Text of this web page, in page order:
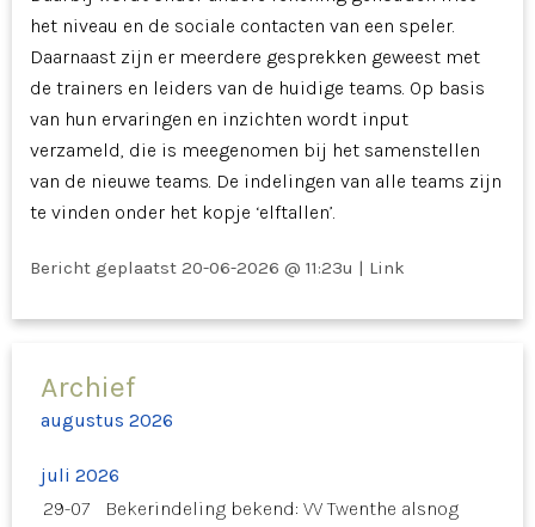
het niveau en de sociale contacten van een speler.
Daarnaast zijn er meerdere gesprekken geweest met
de trainers en leiders van de huidige teams. Op basis
van hun ervaringen en inzichten wordt input
verzameld, die is meegenomen bij het samenstellen
van de nieuwe teams. De indelingen van alle teams zijn
te vinden onder het kopje ‘elftallen’.
Bericht geplaatst 20-06-2026 @ 11:23u | Link
Archief
augustus 2026
juli 2026
29-07
Bekerindeling bekend: VV Twenthe alsnog